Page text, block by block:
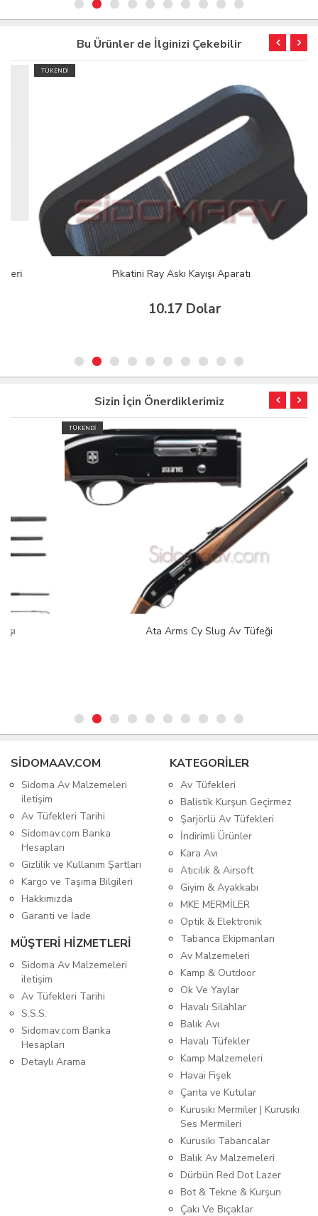
Bu Ürünler de İlginizi Çekebilir
TÜKENDİ
Pikatini Ray Askı Kayışı Aparatı
10.17 Dolar
Sizin İçin Önerdiklerimiz
Ata Arms Cy Slug Av Tüfeği
SIDOMAAV.COM
Sidoma Av Malzemeleri
iletişim
Av Tüfekleri Tarihi
Sidomav.com Banka
Hesapları
Gizlilik ve Kullanım Şartları
Kargo ve Taşıma Bilgileri
Hakkımızda
Garanti ve İade
MÜŞTERİ HİZMETLERİ
Sidoma Av Malzemeleri
iletişim
Av Tüfekleri Tarihi
S.S.S.
Sidomav.com Banka
Hesapları
Detaylı Arama
KATEGORİLER
Av Tüfekleri
Balistik Kurşun Geçirmez
Şarjörlü Av Tüfekleri
İndirimli Ürünler
Kara Avı
Atıcılık & Airsoft
Giyim & Ayakkabı
MKE MERMİLER
Optik & Elektronik
Tabanca Ekipmanları
Av Malzemeleri
Kamp & Outdoor
Ok Ve Yaylar
Havalı Silahlar
Balık Avı
Havalı Tüfekler
Kamp Malzemeleri
Havai Fişek
Çanta ve Kutular
Kurusıkı Mermiler | Kurusıkı
Ses Mermileri
Kurusıkı Tabancalar
Balık Av Malzemeleri
Dürbün Red Dot Lazer
Bot & Tekne & Kurşun
Çakı Ve Bıçaklar